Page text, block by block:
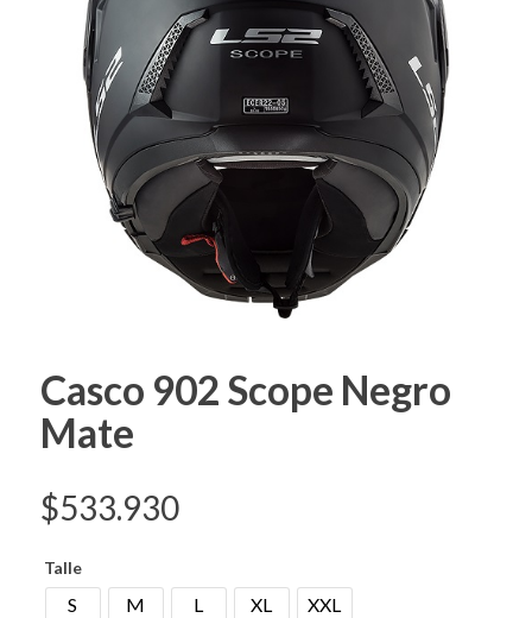
Casco 902 Scope Negro
Mate
$533.930
Talle
S M L XL XXL